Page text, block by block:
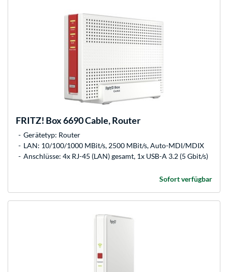
FRITZ! Box 6690 Cable, Router
Gerätetyp: Router
LAN: 10/100/1000 MBit/s, 2500 MBit/s, Auto-MDI/MDIX
Anschlüsse: 4x RJ-45 (LAN) gesamt, 1x USB-A 3.2 (5 Gbit/s)
Sofort verfügbar